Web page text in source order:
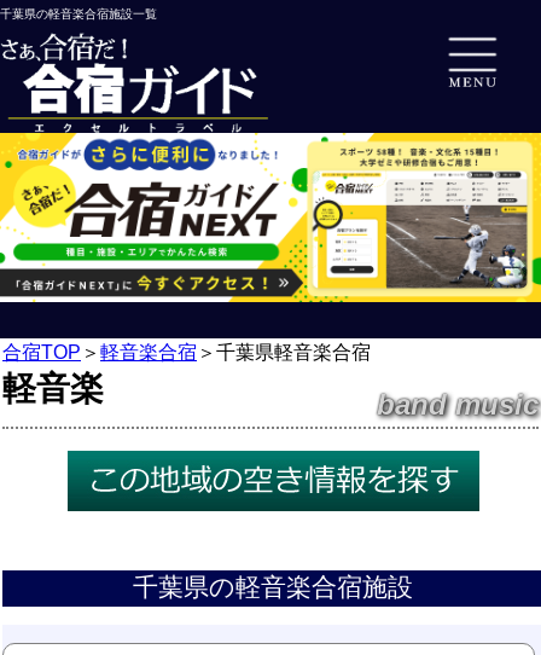
千葉県の軽音楽合宿施設一覧
合宿TOP ＞ 軽音楽合宿 ＞ 千葉県軽音楽合宿
軽音楽 band music
千葉県の軽音楽合宿施設